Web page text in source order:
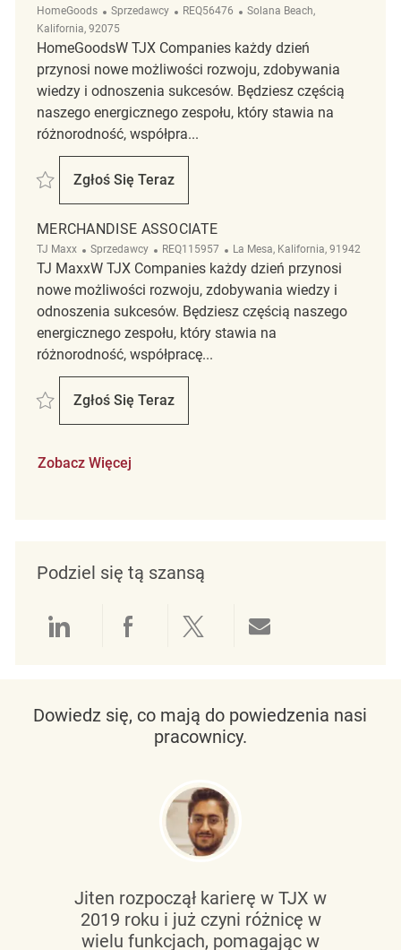
HomeGoods Kategoria
Sprzedawcy ReqId
REQ56476 Lokalizacja
Solana Beach,
Kalifornia, 92075
HomeGoodsW TJX Companies każdy dzień
przynosi nowe możliwości rozwoju, zdobywania
wiedzy i odnoszenia sukcesów. Będziesz częścią
naszego energicznego zespołu, który stawia na
różnorodność, współpra...
Zapisać Merchandise Associate REQ56476
Zgłoś Się Teraz
Merchandise Associate
MERCHANDISE ASSOCIATE
TJ Maxx Kategoria
Sprzedawcy ReqId
REQ115957 Lokalizacja
La Mesa, Kalifornia, 91942
TJ MaxxW TJX Companies każdy dzień przynosi
nowe możliwości rozwoju, zdobywania wiedzy i
odnoszenia sukcesów. Będziesz częścią naszego
energicznego zespołu, który stawia na
różnorodność, współpracę...
Zapisać Merchandise Associate REQ115957
Zgłoś Się Teraz
Merchandise Associate
Zobacz Więcej
Podziel się tą szansą
Udostępnianie przez LinkedIn
Udostępnianie przez
Udostępnij przez
Dowiedz się, co mają do powiedzenia nasi
pracownicy.
Jiten rozpoczął karierę w TJX w
2019 roku i już czyni różnicę w
wielu funkcjach, pomagając w